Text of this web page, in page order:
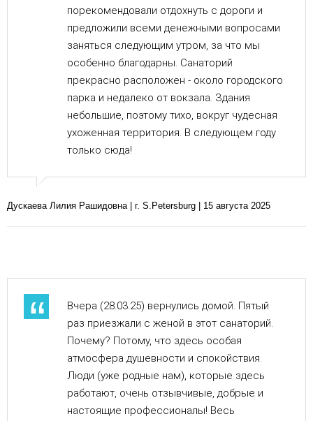
порекомендовали отдохнуть с дороги и
предложили всеми денежными вопросами
заняться следующим утром, за что мы
особенно благодарны. Санаторий
прекрасно расположен - около городского
парка и недалеко от вокзала. Здания
небольшие, поэтому тихо, вокруг чудесная
ухоженная территория. В следующем году
только сюда!
Дускаева Лилия Рашидовна | г. S.Petersburg | 15 августа 2025
Вчера (28.03.25) вернулись домой. Пятый
раз приезжали с женой в этот санаторий.
Почему? Потому, что здесь особая
атмосфера душевности и спокойствия.
Люди (уже родные нам), которые здесь
работают, очень отзывчивые, добрые и
настоящие профессионалы! Весь